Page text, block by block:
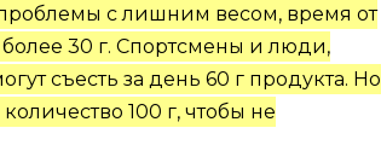
с лишним весом, время от
более 30 г. Спортсмены и люди,
съесть за день 60 г продукта. Но
100 г, чтобы не